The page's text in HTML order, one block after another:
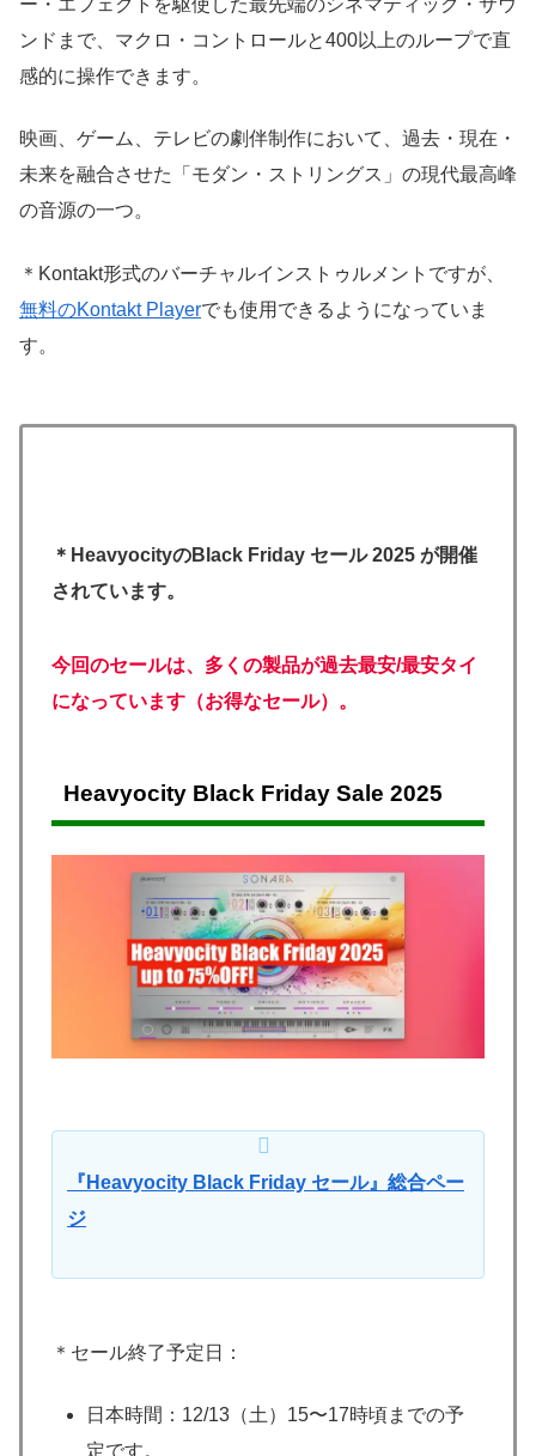
ー・エフェクトを駆使した最先端のシネマティック・サウ
ンドまで、マクロ・コントロールと400以上のループで直
感的に操作できます。
映画、ゲーム、テレビの劇伴制作において、過去・現在・
未来を融合させた「モダン・ストリングス」の現代最高峰
の音源の一つ。
＊Kontakt形式のバーチャルインストゥルメントですが、
無料のKontakt Playerでも使用できるようになっていま
す。
＊HeavyocityのBlack Friday セール 2025 が開催
されています。
今回のセールは、多くの製品が過去最安/最安タイ
になっています（お得なセール）。
Heavyocity Black Friday Sale 2025
『Heavyocity Black Friday セール』総合ペー
ジ
＊セール終了予定日：
日本時間：12/13（土）15〜17時頃までの予
定です。